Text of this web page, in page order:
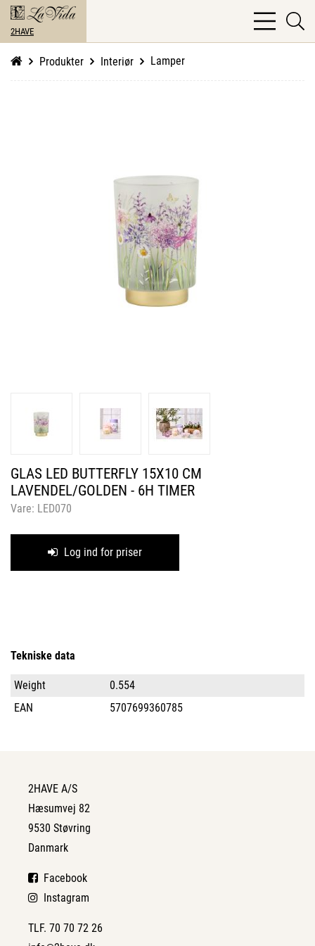
2HAVE
bars
light
Produkter Interiør Lamper
GLAS LED BUTTERFLY 15X10 CM
LAVENDEL/GOLDEN - 6H TIMER
Vare: LED070
Log ind for priser
Tekniske data
Weight
0.554
EAN
5707699360785
2HAVE A/S
Hæsumvej 82
9530 Støvring
Danmark
Facebook
Instagram
TLF. 70 70 72 26